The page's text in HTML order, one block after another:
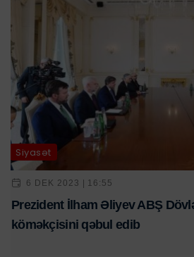
Siyasət
6 DEK 2023 | 16:55
Prezident İlham Əliyev ABŞ
köməkçisini qəbul edib